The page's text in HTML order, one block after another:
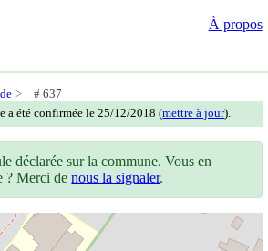
À propos
# 637
a été confirmée le 25/12/2018 (mettre à jour).
déclarée sur la commune. Vous en
? Merci denous la signaler.